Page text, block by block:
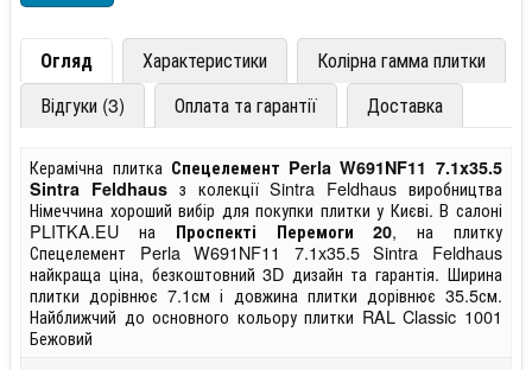
Огляд Характеристики
Колірна гамма плитки
Відгуки (3)
Оплата та гарантії Доставка
Керамічна плитка Спецелемент Perla W691NF11 7.1x35.5
Sintra Feldhausз колекції Sintra Feldhaus виробництва
Німеччина хороший вибір для покупки плитки у Києві. В салоні
PLITKA.EU на Проспекті Перемоги 20, на плитку
Спецелемент Perla W691NF11 7.1x35.5 Sintra Feldhaus
найкраща ціна, безкоштовний 3D дизайн та гарантія. Ширина
плитки дорівнює 7.1см і довжина плитки дорівнює 35.5см.
Найближчий до основного кольору плитки RAL Classic 1001
Бежовий